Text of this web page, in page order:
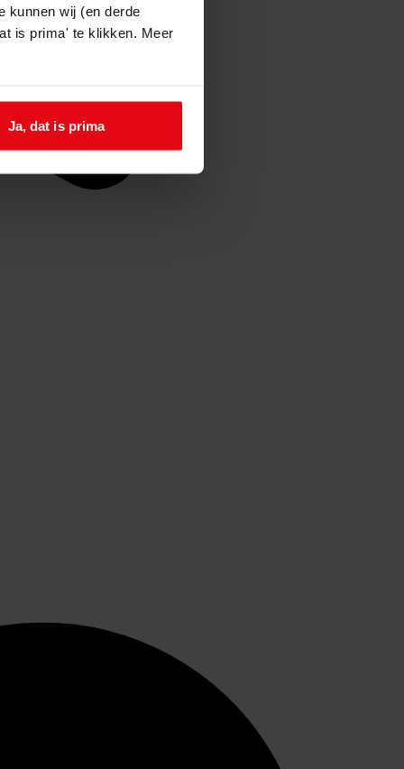
kunnen wij (en derde
is prima' te klikken. Meer
Ja, dat is prima